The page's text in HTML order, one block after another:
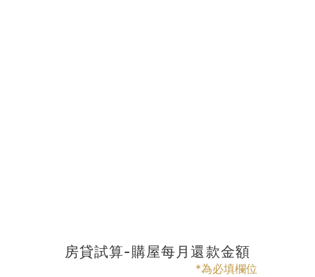
房貸試算-購屋每月還款金額
*為必填欄位